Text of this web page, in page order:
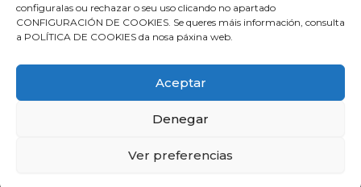
configuralas ou rechazar o seu uso clicando no apartado
CONFIGURACIÓN DE COOKIES. Se queres máis información, consulta
a POLÍTICA DE COOKIES da nosa páxina web.
Aceptar
Denegar
Ver preferencias
square
Compromiso coa Protección de Datos
Política de Privacidade